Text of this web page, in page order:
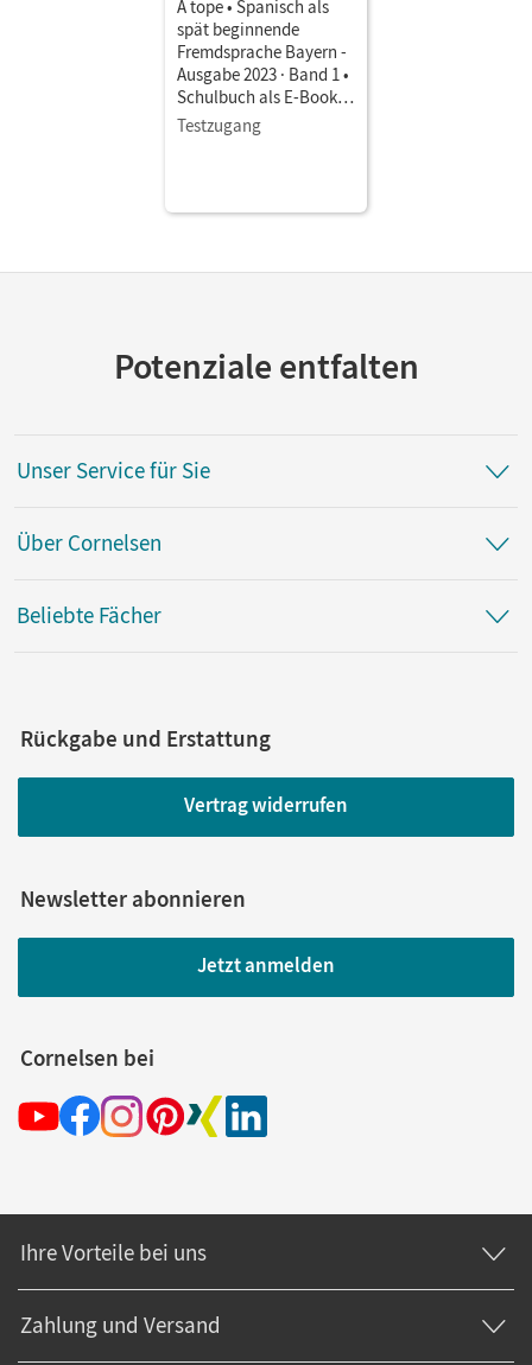
A tope • Spanisch als
spät beginnende
Fremdsprache Bayern -
Ausgabe 2023 · Band 1 •
Schulbuch als E-Book
Mit Medien
Testzugang
Potenziale entfalten
Unser Service für Sie
Über Cornelsen
Beliebte Fächer
Rückgabe und Erstattung
Vertrag widerrufen
Newsletter abonnieren
Jetzt anmelden
Cornelsen bei
Ihre Vorteile bei uns
Zahlung und Versand